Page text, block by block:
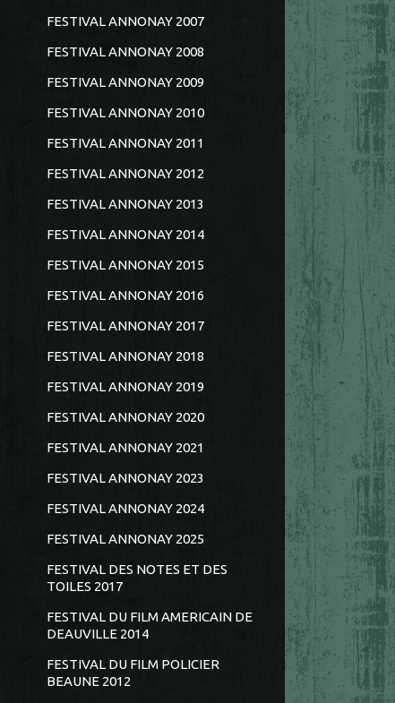
FESTIVAL ANNONAY 2007
FESTIVAL ANNONAY 2008
FESTIVAL ANNONAY 2009
FESTIVAL ANNONAY 2010
FESTIVAL ANNONAY 2011
FESTIVAL ANNONAY 2012
FESTIVAL ANNONAY 2013
FESTIVAL ANNONAY 2014
FESTIVAL ANNONAY 2015
FESTIVAL ANNONAY 2016
FESTIVAL ANNONAY 2017
FESTIVAL ANNONAY 2018
FESTIVAL ANNONAY 2019
FESTIVAL ANNONAY 2020
FESTIVAL ANNONAY 2021
FESTIVAL ANNONAY 2023
FESTIVAL ANNONAY 2024
FESTIVAL ANNONAY 2025
FESTIVAL DES NOTES ET DES
TOILES 2017
FESTIVAL DU FILM AMERICAIN DE
DEAUVILLE 2014
FESTIVAL DU FILM POLICIER
BEAUNE 2012